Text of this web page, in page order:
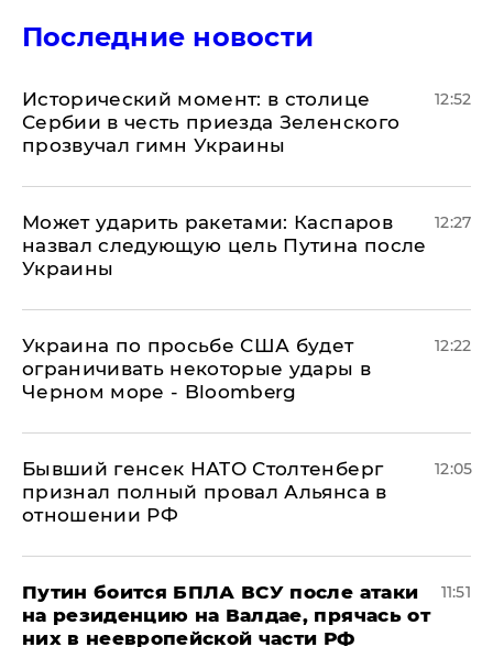
Последние новости
Исторический момент: в столице
Сербии в честь приезда Зеленского
прозвучал гимн Украины
12:52
Может ударить ракетами: Каспаров
назвал следующую цель Путина после
Украины
12:27
Украина по просьбе США будет
ограничивать некоторые удары в
Черном море - Bloomberg
12:22
Бывший генсек НАТО Столтенберг
признал полный провал Альянса в
отношении РФ
12:05
Путин боится БПЛА ВСУ после атаки
на резиденцию на Валдае, прячась от
них в неевропейской части РФ
11:51